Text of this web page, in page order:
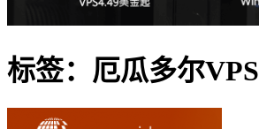
标签：厄瓜多尔VPS